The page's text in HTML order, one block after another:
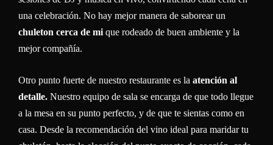
una celebración. No hay mejor manera de saborear un
chuleton cerca de mi que rodeado de buen ambiente y la
mejor compañía.
Otro punto fuerte de nuestro restaurante es la atención al
detalle. Nuestro equipo de sala se encarga de que todo llegue
a la mesa en su punto perfecto, y de que te sientas como en
casa. Desde la recomendación del vino ideal para maridar tu